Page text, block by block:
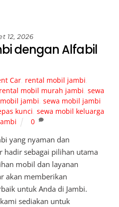
12, 2026
dengan Alfabil
Car, rental mobil jambi
rental mobil murah jambi ,sewa
jambi ,sewa mobil jambi
kunci ,sewa mobil keluarga
0
yang nyaman dan
hadir sebagai pilihan utama
mobil dan layanan
akan memberikan
untuk Anda di Jambi.
sediakan untuk